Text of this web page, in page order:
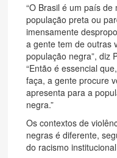
“O Brasil é um país
população preta ou
imensamente
a gente tem de outras
população negra”, diz
“Então é essencial
faça, a gente procure
apresenta para a
negra.”
Os contextos de
negras é diferente,
do racismo